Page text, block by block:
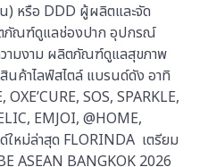
) หรือ DDD ผู้ผลิตและจัด
ภัณฑ์ดูแลช่องปาก อุปกรณ์
มงาม ผลิตภัณฑ์ดูแลสุขภาพ
ค้าไลฟ์สไตล์ แบรนด์ดัง อาทิ
SOS, SPARKLE,
EMJOI, @HOME,
ใหม่ล่าสุด FLORINDA เตรียม
ASEAN BANGKOK 2026